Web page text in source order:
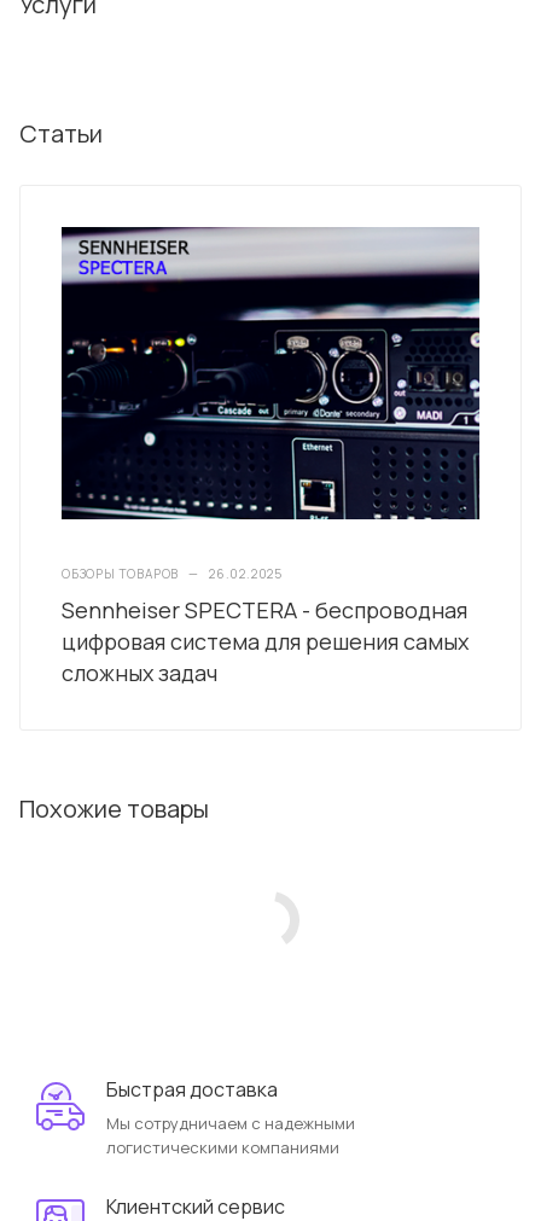
Статьи
ОБЗОРЫ ТОВАРОВ — 26.02.2025
Sennheiser SPECTERA - беспроводная
цифровая система для решения самых
сложных задач
Похожие товары
Быстрая доставка
Мы сотрудничаем с надежными
логистическими компаниями
Клиентский сервис